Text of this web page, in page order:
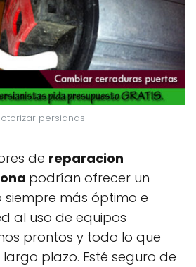
persianas
de reparacion
podrían ofrecer un
siempre más óptimo e
al uso de equipos
prontos y todo lo que
plazo. Esté seguro de